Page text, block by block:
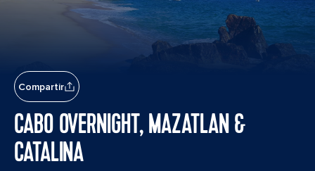
Compartir
CABO OVERNIGHT, MAZATLAN &
CATALINA